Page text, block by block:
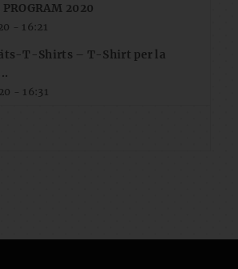
2020
- 16:21
T-Shirts – T-Shirt per la
- 16:31